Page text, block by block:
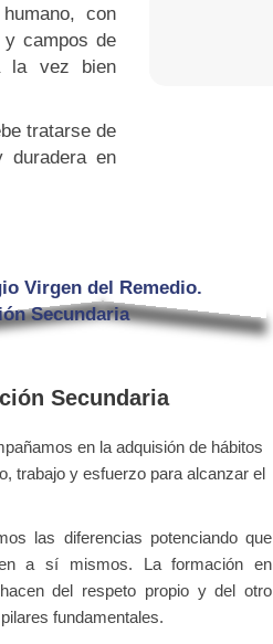
con
y campos de
la vez bien
tratarse de
duradera en
Secundaria
en la adquisión de hábitos
trabajo y esfuerzo para alcanzar el
las diferencias potenciando que
a sí mismos. La formación en
del respeto propio y del otro
fundamentales.